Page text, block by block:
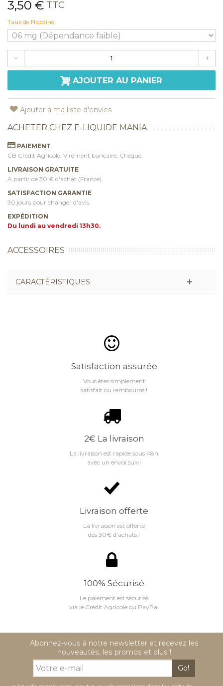
3,50 € TTC
Taux de Nicotine
- +
AJOUTER AU PANIER
Ajouter à ma liste d'envies
ACHETER CHEZ E-LIQUIDE MANIA
PAIEMENT
CB Crédit Agricole, Virement bancaire, Chèque.
LIVRAISON GRATUITE
A partir de 30 € d'achat (France).
SATISFACTION GARANTIE
30 jours pour changer d'avis.
EXPÉDITION
Du lundi au vendredi 13h30.
ACCESSOIRES
CARACTÉRISTIQUES
Satisfaction assurée
Vous êtes simplement
satisfait ou remboursé !
2€ La livraison
La livraison est rapide sous 48h
avec un envoi suivi
Livraison offerte
La livraison est offerte
dés 30€ d'achats !
100% Sécurisé
Le paiement est sécurisé
via le Crédit Agricole ou PayPal
Abonnez-vous à notre newsletter et recevez les
nouveautés, les promos et plus !
Go!